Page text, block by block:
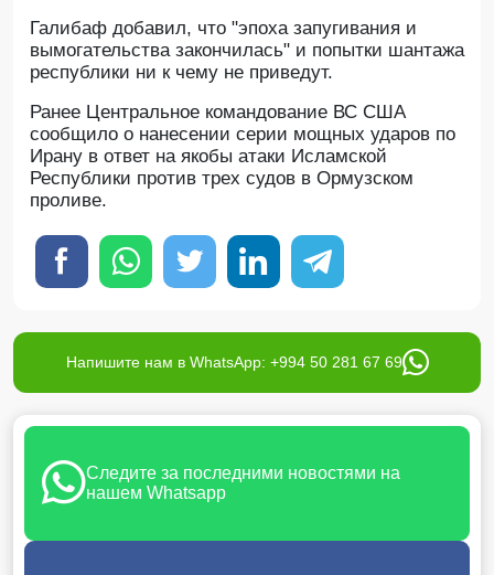
Галибаф добавил, что "эпоха запугивания и
вымогательства закончилась" и попытки шантажа
республики ни к чему не приведут.
Ранее Центральное командование ВС США
сообщило о нанесении серии мощных ударов по
Ирану в ответ на якобы атаки Исламской
Республики против трех судов в Ормузском
проливе.
Напишите нам в WhatsApp: +994 50 281 67 69
Следите за последними новостями на
нашем Whatsapp